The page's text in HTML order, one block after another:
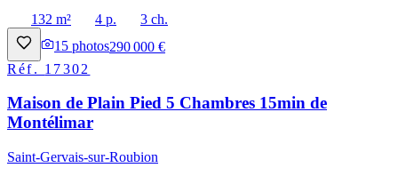
132 m²
4 p.
3 ch.
15 photos290 000 €
Réf. 17302
Maison de Plain Pied 5 Chambres 15min de
Montélimar
Saint-Gervais-sur-Roubion